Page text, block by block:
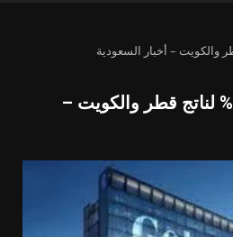
توقعات بانكماش 14% لناتج قطر والكويت –